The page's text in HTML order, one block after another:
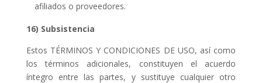
afiliados o proveedores.
16) Subsistencia
Estos TÉRMINOS Y CONDICIONES DE USO, así como
los términos adicionales, constituyen el acuerdo
íntegro entre las partes, y sustituye cualquier otro